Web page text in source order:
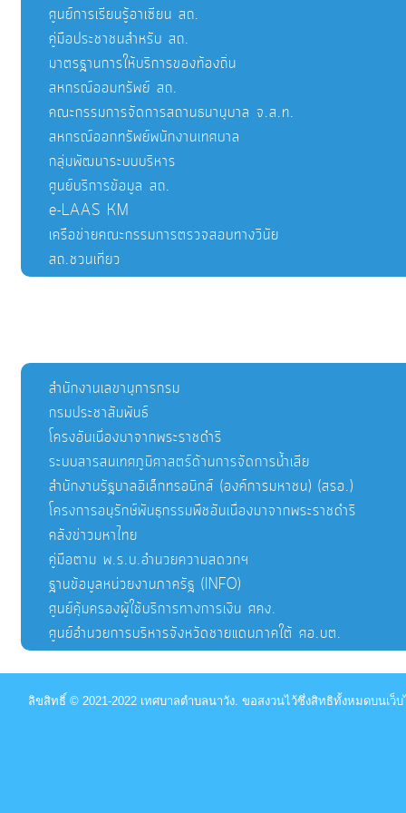
ศูนย์การเรียนรู้อาเซียน สถ.
คู่มือประชาชนสำหรับ สถ.
มาตรฐานการให้บริการของท้องถิ่น
สหกรณ์ออมทรัพย์ สถ.
คณะกรรมการจัดการสถานธนานุบาล จ.ส.ท.
สหกรณ์ออกทรัพย์พนักงานเทศบาล
กลุ่มพัฒนาระบบบริหาร
ศูนย์บริการข้อมูล สถ.
e-LAAS KM
เครือข่ายคณะกรรมการตรวจสอบทางวินัย
สถ.ชวนเที่ยว
สำนักงานเลขานุการกรม
กรมประชาสัมพันธ์
โครงอันเนื่องมาจากพระราชดำริ
ระบบสารสนเทศภูมิศาสตร์ด้านการจัดการน้ำเสีย
สำนักงานรัฐบาลอิเล็กทรอนิกส์ (องค์การมหาชน) (สรอ.)
โครงการอนุรักษ์พันธุกรรมพืชอันเนื่องมาจากพระราชดำริ
คลังข่าวมหาไทย
คู่มือตาม พ.ร.บ.อำนวยความสดวกฯ
ฐานข้อมูลหน่วยงานภาครัฐ (INFO)
ศูนย์คุ้มครองผู้ใช้บริการทางการเงิน ศคง.
ศูนย์อำนวยการบริหารจังหวัดชายแดนภาคใต้ ศอ.บต.
ลิขสิทธิ์ © 2021-2022 เทศบาลตำบลนาวัง. ขอสงวนไว้ซึ่งสิทธิทั้งหมดบนเ